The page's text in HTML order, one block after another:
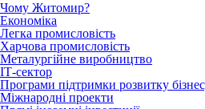
Чому Житомир?
Економіка
Легка промисловість
Харчова промисловість
Металургійне виробництво
ІТ-сектор
Програми підтримки розвитку
Міжнародні проекти